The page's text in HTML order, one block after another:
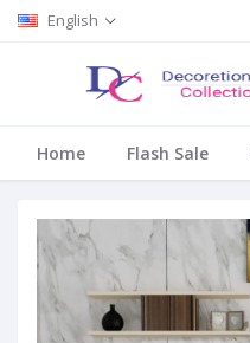
English
Home Flash Sale